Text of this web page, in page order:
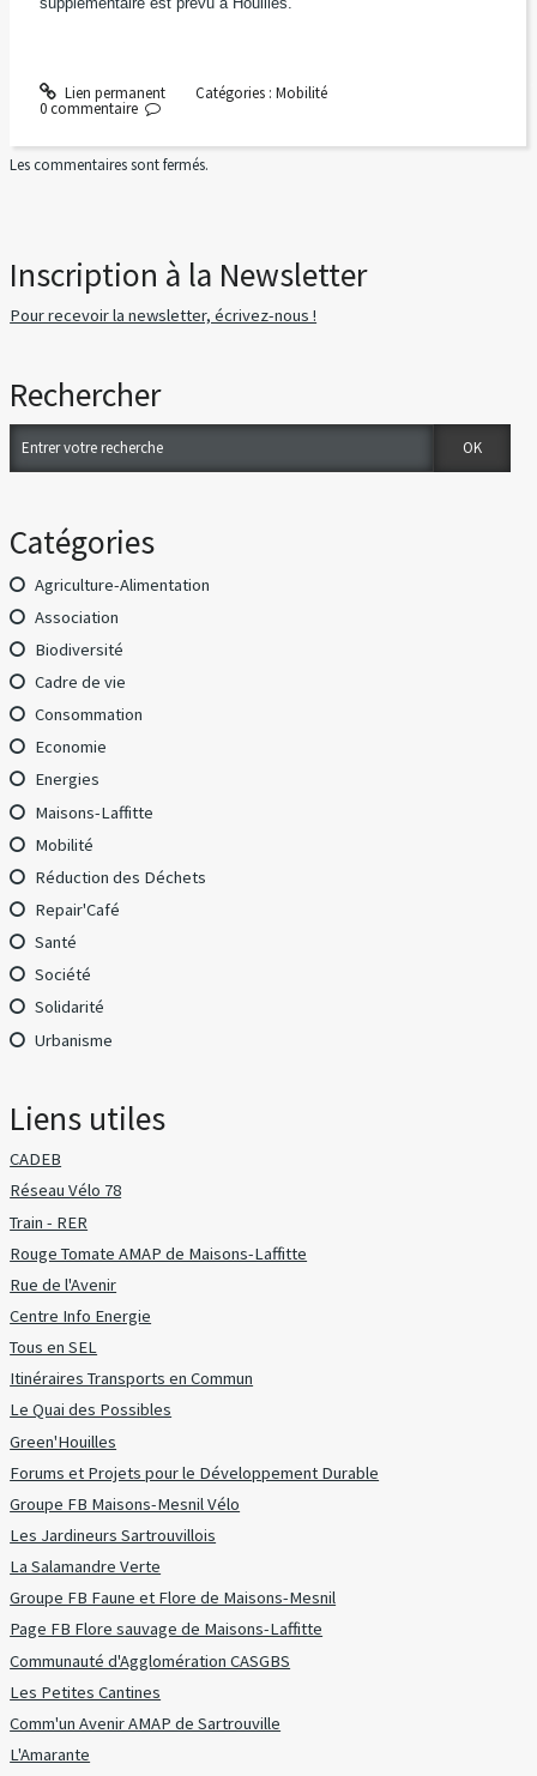
Lien permanent Catégories : Mobilité
0 commentaire
Les commentaires sont fermés.
Inscription à la Newsletter
Pour recevoir la newsletter, écrivez-nous !
Rechercher
Catégories
Agriculture-Alimentation
Association
Biodiversité
Cadre de vie
Consommation
Economie
Energies
Maisons-Laffitte
Mobilité
Réduction des Déchets
Repair'Café
Santé
Société
Solidarité
Urbanisme
Liens utiles
CADEB
Réseau Vélo 78
Train - RER
Rouge Tomate AMAP de Maisons-Laffitte
Rue de l'Avenir
Centre Info Energie
Tous en SEL
Itinéraires Transports en Commun
Le Quai des Possibles
Green'Houilles
Forums et Projets pour le Développement Durable
Groupe FB Maisons-Mesnil Vélo
Les Jardineurs Sartrouvillois
La Salamandre Verte
Groupe FB Faune et Flore de Maisons-Mesnil
Page FB Flore sauvage de Maisons-Laffitte
Communauté d'Agglomération CASGBS
Les Petites Cantines
Comm'un Avenir AMAP de Sartrouville
L'Amarante